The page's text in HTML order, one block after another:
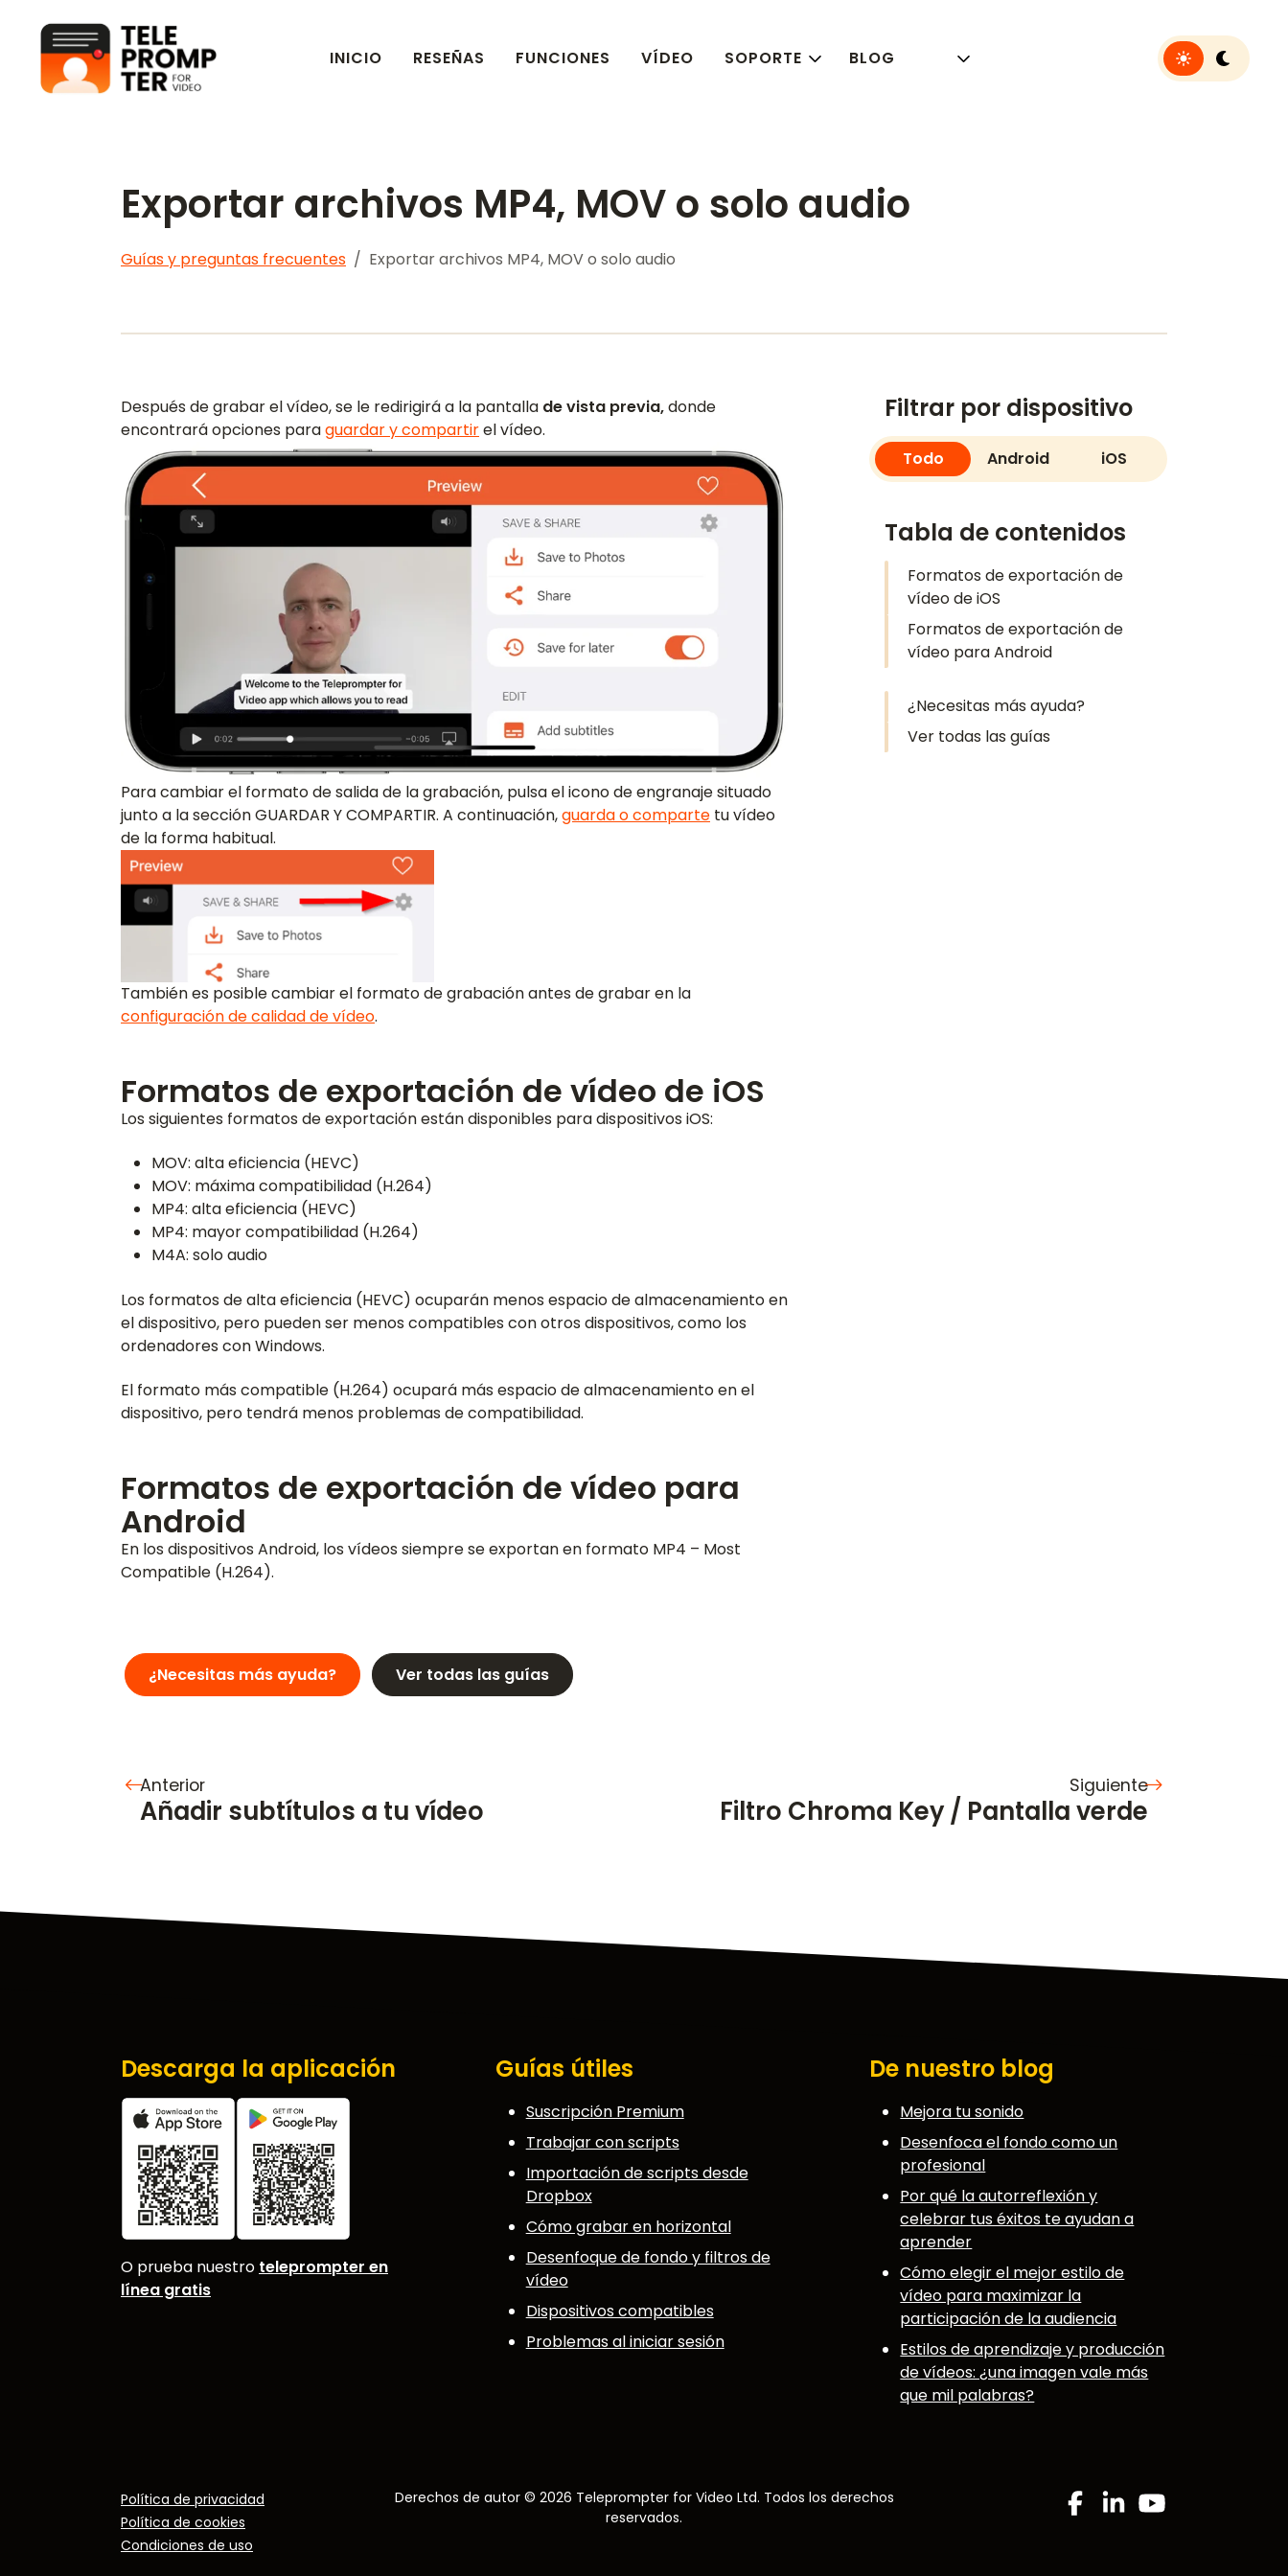
Teleprompter para video
Toggle light or
INICIO RESEÑAS FUNCIONES VÍDEO SOPORTE BLOG
Exportar archivos MP4, MOV o solo audio
Guías y preguntas frecuentes Exportar archivos MP4, MOV o solo audio
Filtrar por dispositivo
Todo Android iOS
Tabla de contenidos
Formatos de exportación de
vídeo de iOS
Formatos de exportación de
vídeo para Android
¿Necesitas más ayuda?
Ver todas las guías
Después de grabar el vídeo, se le redirigirá a la pantalla de vista previa,donde
encontrará opciones paraguardar y compartirel vídeo.
Para cambiar el formato de salida de la grabación, pulsa el icono de engranaje situado
junto a la sección GUARDAR Y COMPARTIR. A continuación,guarda o comparte tu vídeo
de la forma habitual.
También es posible cambiar el formato de grabación antes de grabar en la
configuración de calidad de vídeo.
Formatos de exportación de vídeo de iOS
Los siguientes formatos de exportación están disponibles para dispositivos iOS:
MOV: alta eficiencia (HEVC)
MOV: máxima compatibilidad (H.264)
MP4: alta eficiencia (HEVC)
MP4: mayor compatibilidad (H.264)
M4A: solo audio
Los formatos de alta eficiencia (HEVC) ocuparán menos espacio de almacenamiento en
el dispositivo, pero pueden ser menos compatibles con otros dispositivos, como los
ordenadores con Windows.
El formato más compatible (H.264) ocupará más espacio de almacenamiento en el
dispositivo, pero tendrá menos problemas de compatibilidad.
Formatos de exportación de vídeo para
Android
En los dispositivos Android, los vídeos siempre se exportan en formato MP4 – Most
Compatible (H.264).
¿Necesitas más ayuda? Ver todas las guías
Anterior
Añadir subtítulos a tu vídeo
Siguiente
Filtro Chroma Key / Pantalla verde
Descarga la aplicación
O prueba nuestro teleprompter en
línea gratis
Guías útiles
Suscripción Premium
Trabajar con scripts
Importación de scripts desde
Dropbox
Cómo grabar en horizontal
Desenfoque de fondo y filtros de
vídeo
Dispositivos compatibles
Problemas al iniciar sesión
De nuestro blog
Mejora tu sonido
Desenfoca el fondo como un
profesional
Por qué la autorreflexión y
celebrar tus éxitos te ayudan a
aprender
Cómo elegir el mejor estilo de
vídeo para maximizar la
participación de la audiencia
Estilos de aprendizaje y producción
de vídeos: ¿una imagen vale más
que mil palabras?
Facebook
LinkedinYouTube
Política de privacidad
Política de cookies
Condiciones de uso
Derechos de autor © 2026 Teleprompter for Video Ltd. Todos los derechos
reservados.